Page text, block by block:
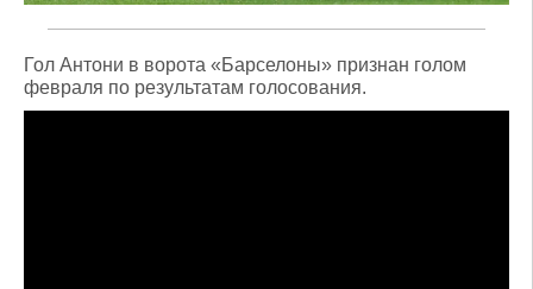
Гол Антони в ворота «Барселоны» признан голом
февраля по результатам голосования.